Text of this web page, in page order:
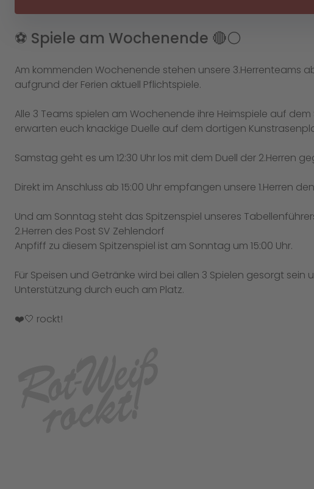
⚽️ Spiele am Wochenende 🔴⚪️
Am kommenden Wochenende stehen unsere 3.Herrenteams
aufgrund der Ferien aktuell Pflichtspiele.
Alle 3 Teams spielen am Wochenende ihre Heimspiele auf
erwarten euch knackige Duelle auf dem dortigen
Samstag geht es um 12:30 Uhr los mit dem Duell der 2.Herren
Direkt im Anschluss ab 15:00 Uhr empfangen unsere 1.Herren
Und am Sonntag steht das Spitzenspiel unseres
2.Herren des Post SV Zehlendorf
Anpfiff zu diesem Spitzenspiel ist am Sonntag um 15:00 Uhr.
Für Speisen und Getränke wird bei allen 3 Spielen gesorgt
Unterstützung durch euch am Platz.
❤️🤍 rockt!